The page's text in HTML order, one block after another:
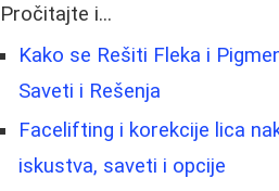
Pročitajte i...
Kako se Rešiti Fleka i
Saveti i Rešenja
Facelifting i korekcije lica
iskustva, saveti i opcije